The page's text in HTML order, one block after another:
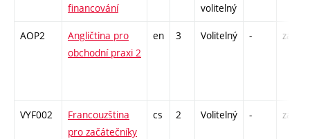
financování
volitelný
AOP2
Angličtina pro
obchodní praxi 2
en 3 Volitelný - zá,zk
VYF002
Francouzština
pro začátečníky
cs 2 Volitelný - zá